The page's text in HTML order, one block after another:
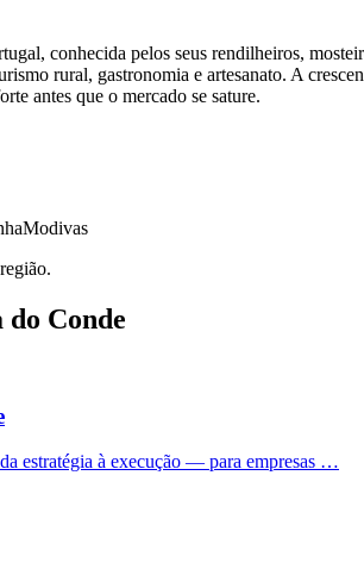
conhecida pelos seus rendilheiros,
rural, gastronomia e artesanato. A
antes que o mercado se sature.
Modivas
Conde
estratégia à execução — para empresas …